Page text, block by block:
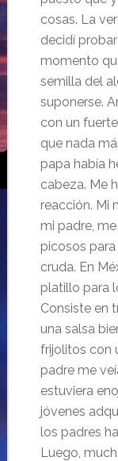
cosas. La
decidí
momento
semilla del
suponerse.
con un
que nada
papa había
cabeza. Me
reacción. Mi
mi padre,
picosos
cruda. En
platillo para
Consiste en
una salsa
frijolitos con
padre me
estuviera
jóvenes
los padres
Luego,